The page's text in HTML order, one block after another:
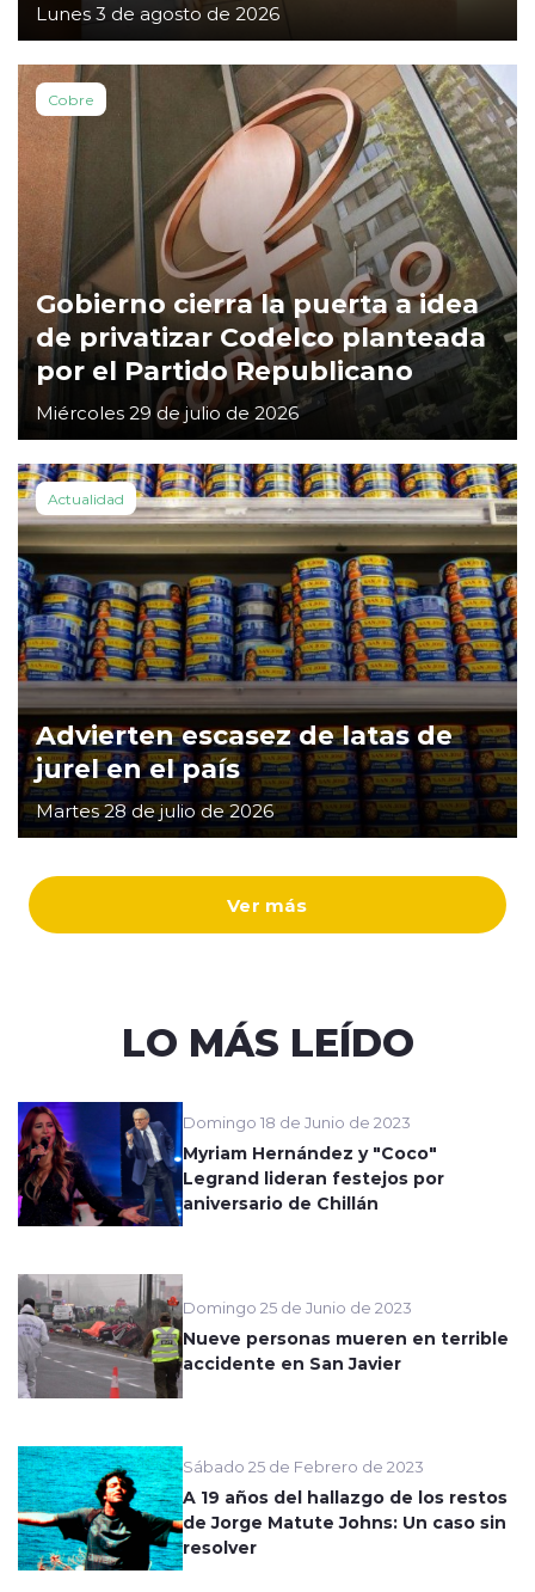
Ver más
Lunes 3 de agosto de 2026
Cobre
Gobierno cierra la puerta a idea
de privatizar Codelco planteada
por el Partido Republicano
Miércoles 29 de julio de 2026
Actualidad
Advierten escasez de latas de
jurel en el país
Martes 28 de julio de 2026
LO MÁS LEÍDO
Domingo 18 de Junio de 2023
Myriam Hernández y "Coco"
Legrand lideran festejos por
aniversario de Chillán
Domingo 25 de Junio de 2023
Nueve personas mueren en terrible
accidente en San Javier
Sábado 25 de Febrero de 2023
A 19 años del hallazgo de los restos
de Jorge Matute Johns: Un caso sin
resolver